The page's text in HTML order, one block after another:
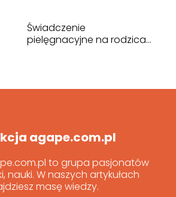
Świadczenie
pielęgnacyjne na rodzica
agape.com.pl
to grupa pasjonatów
nauki. W naszych artykułach
masę wiedzy.